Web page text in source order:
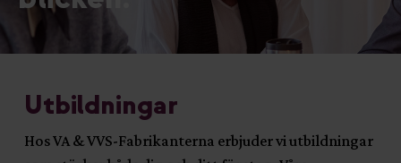
Utbildningar
Hos VA & VVS-Fabrikanterna erbjuder vi utbildningar